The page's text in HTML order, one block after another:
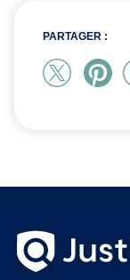
PARTAGER :